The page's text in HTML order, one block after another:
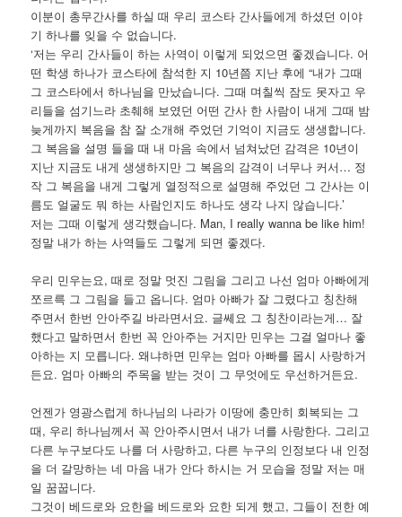
이분이 총무간사를 하실 때 우리 코스타 간사들에게 하셨던 이야
기 하나를 잊을 수 없습니다.
‘저는 우리 간사들이 하는 사역이 이렇게 되었으면 좋겠습니다. 어
떤 학생 하나가 코스타에 참석한 지 10년쯤 지난 후에 “내가 그때
그 코스타에서 하나님을 만났습니다. 그때 며칠씩 잠도 못자고 우
리들을 섬기느라 초췌해 보였던 어떤 간사 한 사람이 내게 그때 밤
늦게까지 복음을 참 잘 소개해 주었던 기억이 지금도 생생합니다.
그 복음을 설명 들을 때 내 마음 속에서 넘쳐났던 감격은 10년이
지난 지금도 내게 생생하지만 그 복음의 감격이 너무나 커서… 정
작 그 복음을 내게 그렇게 열정적으로 설명해 주었던 그 간사는 이
름도 얼굴도 뭐 하는 사람인지도 하나도 생각 나지 않습니다.’
저는 그때 이렇게 생각했습니다. Man, I really wanna be like him!
정말 내가 하는 사역들도 그렇게 되면 좋겠다.
우리 민우는요, 때로 정말 멋진 그림을 그리고 나선 엄마 아빠에게
쪼르륵 그 그림을 들고 옵니다. 엄마 아빠가 잘 그렸다고 칭찬해
주면서 한번 안아주길 바라면서요. 글쎄요 그 칭찬이라는게… 잘
했다고 말하면서 한번 꼭 안아주는 거지만 민우는 그걸 얼마나 좋
아하는 지 모릅니다. 왜냐하면 민우는 엄마 아빠를 몹시 사랑하거
든요. 엄마 아빠의 주목을 받는 것이 그 무엇에도 우선하거든요.
언젠가 영광스럽게 하나님의 나라가 이땅에 충만히 회복되는 그
때, 우리 하나님께서 꼭 안아주시면서 내가 너를 사랑한다. 그리고
다른 누구보다도 나를 더 사랑하고, 다른 누구의 인정보다 내 인정
을 더 갈망하는 네 마음 내가 안다 하시는 거 모습을 정말 저는 매
일 꿈꿉니다.
그것이 베드로와 요한을 베드로와 요한 되게 했고, 그들이 전한 예